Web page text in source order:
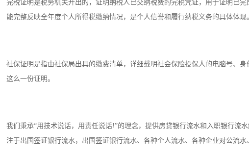
完税证明是税务机关开出的，证明纳税人已交纳税费的完税凭证，用于证明已
能完整反映全年度个人所得税缴纳情况，是个人信誉和履行纳税义务的具体体现
社保证明是指由社保局出具的缴费清单，详细载明社会保险投保人的电脑号、
这么一份证明。
我们秉承“用技术说话，用责任说话!”的理念，提供房贷银行流水和入职银行流
注于出国签证银行流水，出国签证银行流水、各种个人流水、各种企业对公流